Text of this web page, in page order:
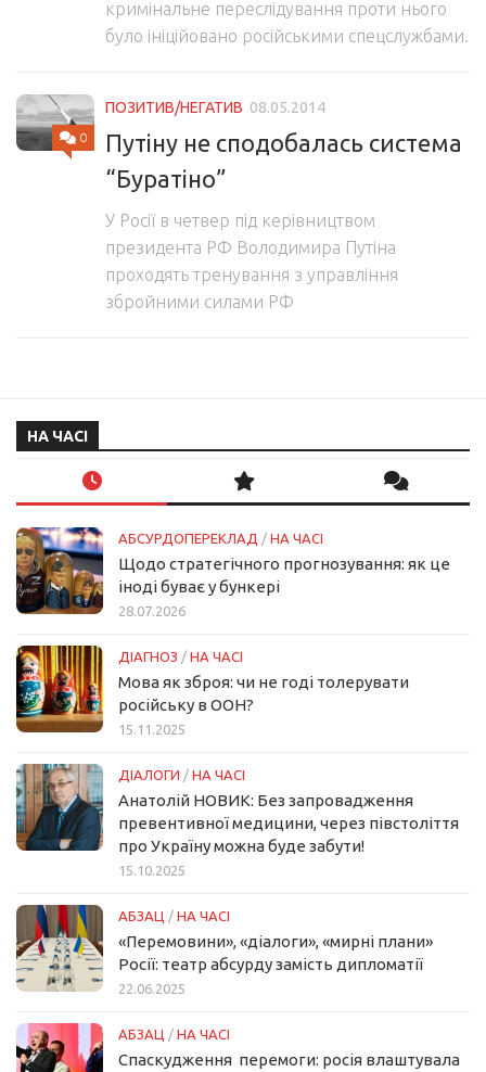
кримінальне переслідування проти нього
було ініційовано російськими спецслужбами.
0
ПОЗИТИВ/НЕГАТИВ 08.05.2014
Путіну не сподобалась система
“Буратіно”
У Росії в четвер під керівництвом
президента РФ Володимира Путіна
проходять тренування з управління
збройними силами РФ
НА ЧАСІ
АБСУРДОПЕРЕКЛАД / НА ЧАСІ
Щодо стратегічного прогнозування: як це
іноді буває у бункері
28.07.2026
ДІАГНОЗ / НА ЧАСІ
Мова як зброя: чи не годі толерувати
російську в ООН?
15.11.2025
ДІАЛОГИ / НА ЧАСІ
Анатолій НОВИК: Без запровадження
превентивної медицини, через півстоліття
про Україну можна буде забути!
15.10.2025
АБЗАЦ / НА ЧАСІ
«Перемовини», «діалоги», «мирні плани»
Росії: театр абсурду замість дипломатії
22.06.2025
АБЗАЦ / НА ЧАСІ
Спаскудження перемоги: росія влаштувала